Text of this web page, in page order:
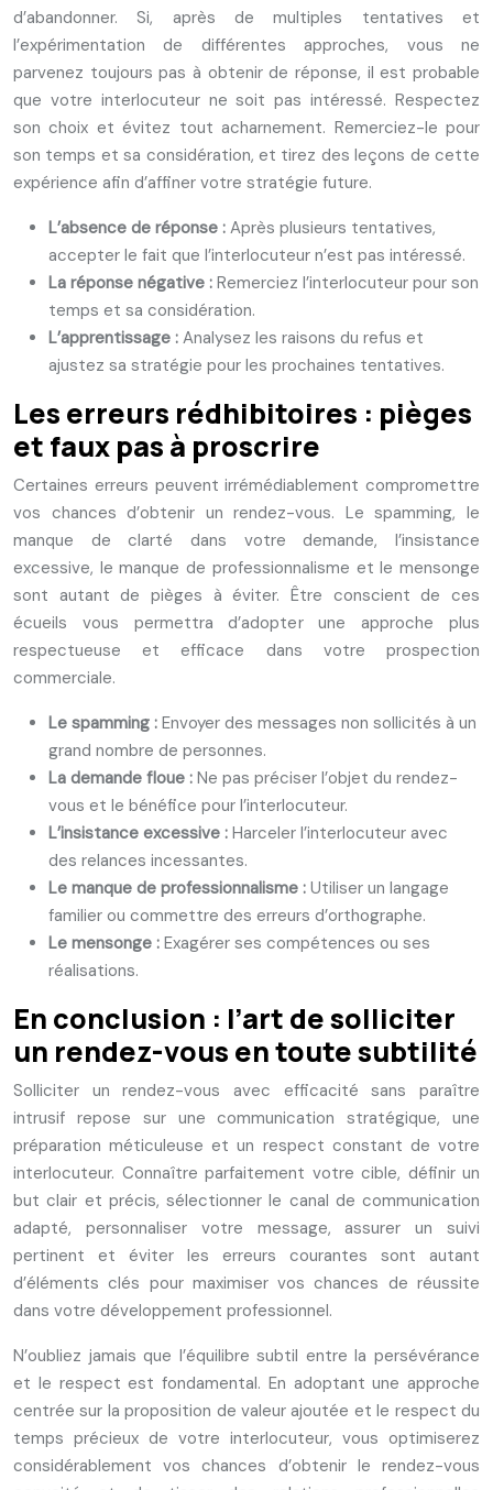
d’abandonner. Si, après de multiples tentatives et
l’expérimentation de différentes approches, vous ne
parvenez toujours pas à obtenir de réponse, il est probable
que votre interlocuteur ne soit pas intéressé. Respectez
son choix et évitez tout acharnement. Remerciez-le pour
son temps et sa considération, et tirez des leçons de cette
expérience afin d’affiner votre stratégie future.
L’absence de réponse : Après plusieurs tentatives,
accepter le fait que l’interlocuteur n’est pas intéressé.
La réponse négative : Remerciez l’interlocuteur pour son
temps et sa considération.
L’apprentissage : Analysez les raisons du refus et
ajustez sa stratégie pour les prochaines tentatives.
Les erreurs rédhibitoires : pièges
et faux pas à proscrire
Certaines erreurs peuvent irrémédiablement compromettre
vos chances d’obtenir un rendez-vous. Le spamming, le
manque de clarté dans votre demande, l’insistance
excessive, le manque de professionnalisme et le mensonge
sont autant de pièges à éviter. Être conscient de ces
écueils vous permettra d’adopter une approche plus
respectueuse et efficace dans votre prospection
commerciale.
Le spamming : Envoyer des messages non sollicités à un
grand nombre de personnes.
La demande floue : Ne pas préciser l’objet du rendez-
vous et le bénéfice pour l’interlocuteur.
L’insistance excessive : Harceler l’interlocuteur avec
des relances incessantes.
Le manque de professionnalisme : Utiliser un langage
familier ou commettre des erreurs d’orthographe.
Le mensonge : Exagérer ses compétences ou ses
réalisations.
En conclusion : l’art de solliciter
un rendez-vous en toute subtilité
Solliciter un rendez-vous avec efficacité sans paraître
intrusif repose sur une communication stratégique, une
préparation méticuleuse et un respect constant de votre
interlocuteur. Connaître parfaitement votre cible, définir un
but clair et précis, sélectionner le canal de communication
adapté, personnaliser votre message, assurer un suivi
pertinent et éviter les erreurs courantes sont autant
d’éléments clés pour maximiser vos chances de réussite
dans votre développement professionnel.
N’oubliez jamais que l’équilibre subtil entre la persévérance
et le respect est fondamental. En adoptant une approche
centrée sur la proposition de valeur ajoutée et le respect du
temps précieux de votre interlocuteur, vous optimiserez
considérablement vos chances d’obtenir le rendez-vous